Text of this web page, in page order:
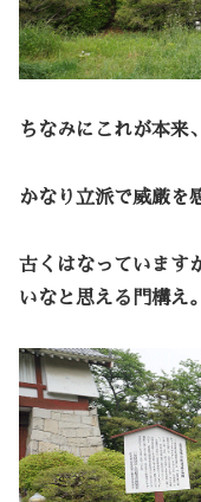
ちなみにこれが本来
かなり立派で威厳を
古くはなっています
いなと思える門構え。